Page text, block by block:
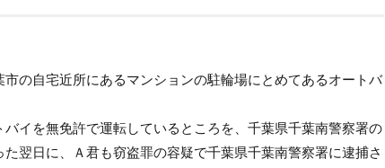
の自宅近所にあるマンションの駐輪場にとめてあるオートバ
イを無免許で運転しているところを、千葉県千葉南警察署の
翌日に、Ａ君も窃盗罪の容疑で千葉県千葉南警察署に逮捕さ